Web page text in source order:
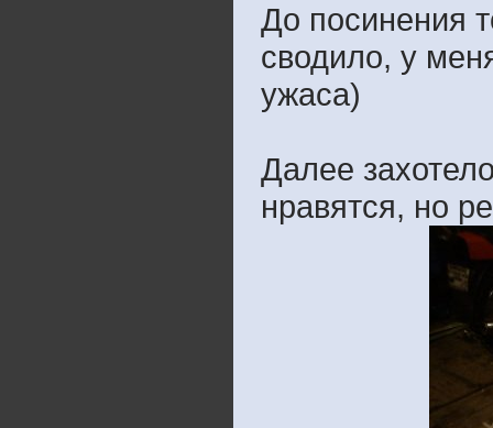
До посинения
сводило, у
ужаса)
Далее
нравятся, но